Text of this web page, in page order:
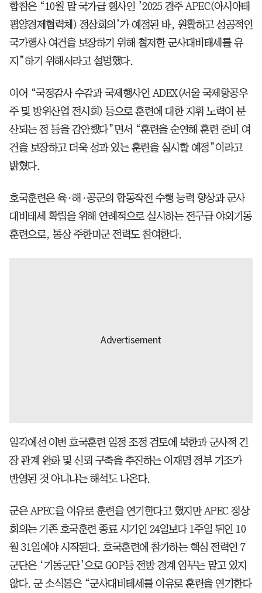
합참은 “10월 말 국가급 행사인 ’2025 경주 APEC(아시아태
평양경제협력체) 정상회의’가 예정된 바, 원활하고 성공적인
국가행사 여건을 보장하기 위해 철저한 군사대비태세를 유
지”하기 위해서라고 설명했다.
이어 “국정감사 수감과 국제행사인 ADEX(서울 국제항공우
주 및 방위산업 전시회) 등으로 훈련에 대한 지휘 노력이 분
산되는 점 등을 감안했다”면서 “훈련을 순연해 훈련 준비 여
건을 보장하고 더욱 성과 있는 훈련을 실시할 예정”이라고
밝혔다.
호국훈련은 육·해·공군의 합동작전 수행 능력 향상과 군사
대비태세 확립을 위해 연례적으로 실시하는 전구급 야외기동
훈련으로, 통상 주한미군 전력도 참여한다.
일각에선 이번 호국훈련 일정 조정 검토에 북한과 군사적 긴
장 관계 완화 및 신뢰 구축을 추진하는 이재명 정부 기조가
반영된 것 아니냐는 해석도 나온다.
군은 APEC을 이유로 훈련을 연기한다고 했지만 APEC 정상
회의는 기존 호국훈련 종료 시기인 24일보다 1주일 뒤인 10
월 31일에야 시작된다. 호국훈련에 참가하는 핵심 전력인 7
군단은 ‘기동군단’으로 GOP등 전방 경계 임무는 맡고 있지
않다. 군 소식통은 “군사대비테세를 이유로 훈련을 연기한다